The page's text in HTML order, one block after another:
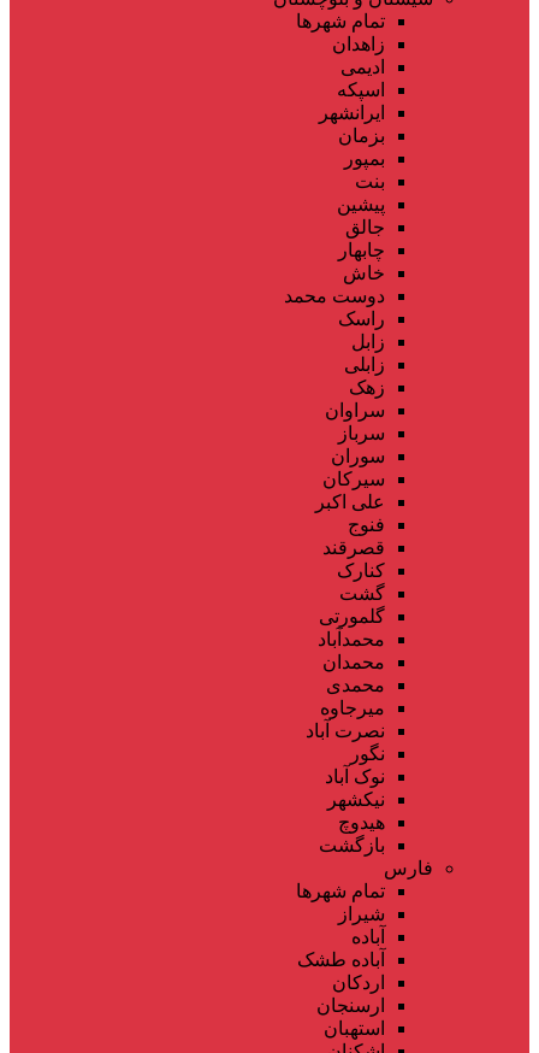
تمام شهر‌ها
زاهدان
ادیمی
اسپکه
ایرانشهر
بزمان
بمپور
بنت
پیشین
جالق
چابهار
خاش
دوست محمد
راسک
زابل
زابلی
زهک
سراوان
سرباز
سوران
سیرکان
علی اکبر
فنوج
قصرقند
کنارک
گشت
گلمورتی
محمدآباد
محمدان
محمدی
میرجاوه
نصرت آباد
نگور
نوک آباد
نیکشهر
هیدوچ
بازگشت
فارس
تمام شهر‌ها
شیراز
آباده
آباده طشک
اردکان
ارسنجان
استهبان